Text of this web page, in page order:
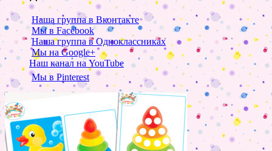
Наша группа в Вконтакте
Мы в Facebook
Наша группа в Одноклассниках
Мы на Google+
Наш канал на YouTube
Мы в Pinterest